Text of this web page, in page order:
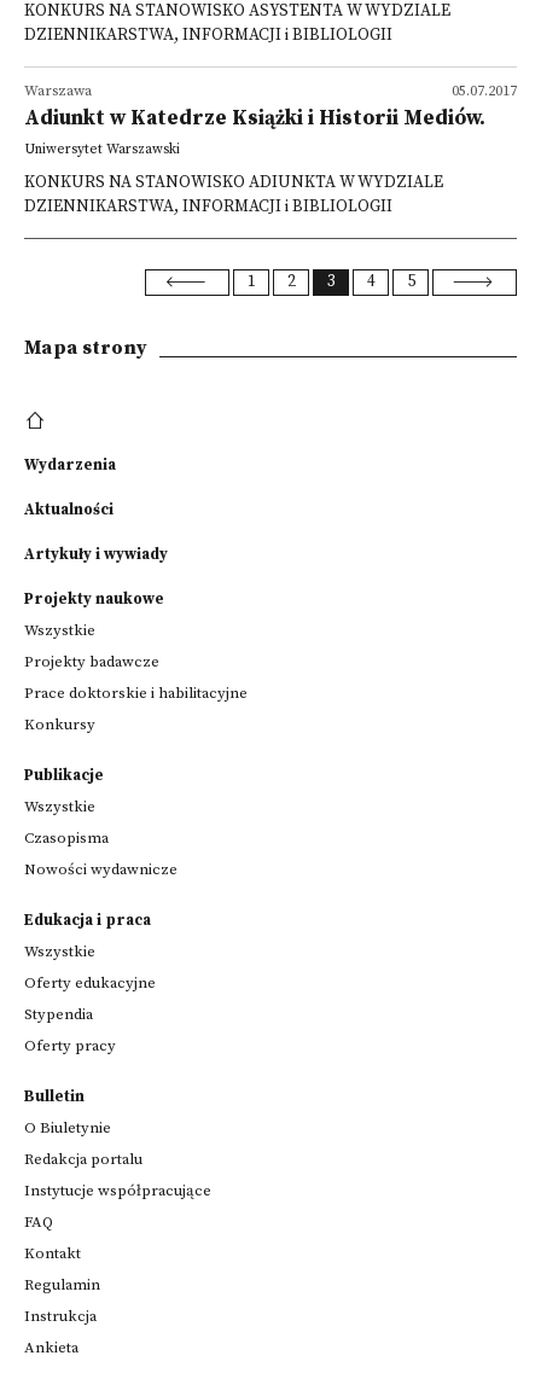
KONKURS NA STANOWISKO ASYSTENTA W WYDZIALE
DZIENNIKARSTWA, INFORMACJI i BIBLIOLOGII
05.07.2017
Warszawa
Adiunkt w Katedrze Książki i Historii Mediów.
Uniwersytet Warszawski
KONKURS NA STANOWISKO ADIUNKTA W WYDZIALE
DZIENNIKARSTWA, INFORMACJI i BIBLIOLOGII
1 2 3 4 5
Mapa strony
Wydarzenia
Aktualności
Artykuły i wywiady
Projekty naukowe
Wszystkie
Projekty badawcze
Prace doktorskie i habilitacyjne
Konkursy
Publikacje
Wszystkie
Czasopisma
Nowości wydawnicze
Edukacja i praca
Wszystkie
Oferty edukacyjne
Stypendia
Oferty pracy
Bulletin
O Biuletynie
Redakcja portalu
Instytucje współpracujące
FAQ
Kontakt
Regulamin
Instrukcja
Ankieta